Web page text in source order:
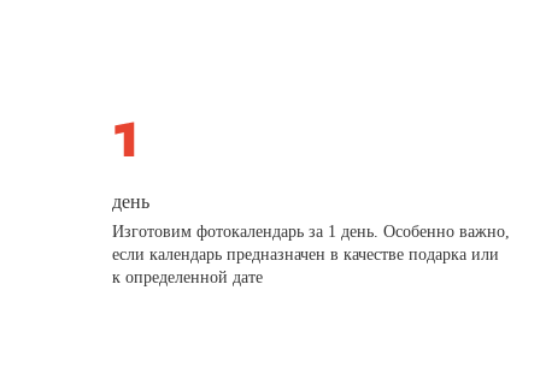
день
Изготовим фотокалендарь за 1 день. Особенно важно,
если календарь предназначен в качестве подарка или
к определенной дате